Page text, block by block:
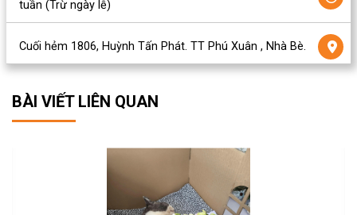
tuần (Trừ ngày lễ)
Cuối hẻm 1806, Huỳnh Tấn Phát. TT Phú Xuân , Nhà Bè.
BÀI VIẾT LIÊN QUAN